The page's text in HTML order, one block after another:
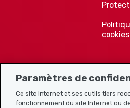
cookies
Paramètres de
Ce site Internet et ses outils tiers
fonctionnement du site Internet ou